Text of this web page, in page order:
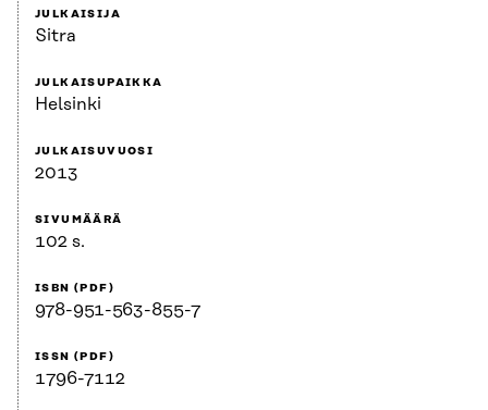
JULKAISIJA
Sitra
JULKAISUPAIKKA
Helsinki
JULKAISUVUOSI
2013
SIVUMÄÄRÄ
102 s.
ISBN (PDF)
978-951-563-855-7
ISSN (PDF)
1796-7112